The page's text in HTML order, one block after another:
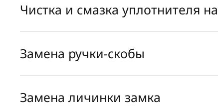
Чистка и смазка уплотнителя
Замена ручки-скобы
Замена личинки замка